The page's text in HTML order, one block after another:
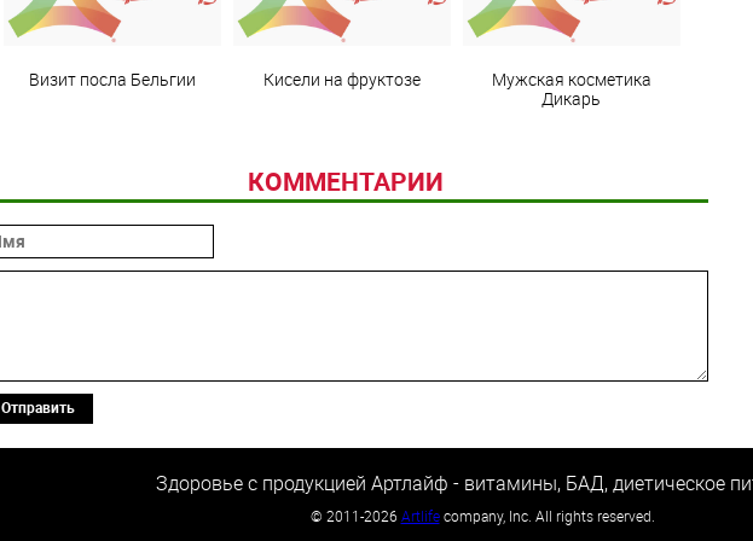
Визит посла Бельгии Кисели на фруктозе
Мужская косметика
Дикарь
КОММЕНТАРИИ
Отправить
Здоровье с продукцией Артлайф - витамины, БАД, диетическое
© 2011-2026 Artlifecompany, Inc. All rights reserved.